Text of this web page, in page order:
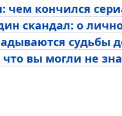
чем кончился
скандал: о
судьбы
вы могли не